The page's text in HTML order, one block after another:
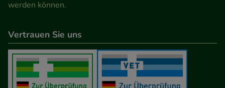
werden können.
Vertrauen Sie uns